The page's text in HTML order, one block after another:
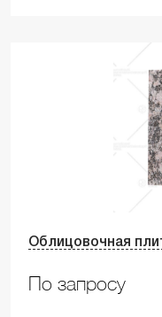
Облицовочная
По запросу